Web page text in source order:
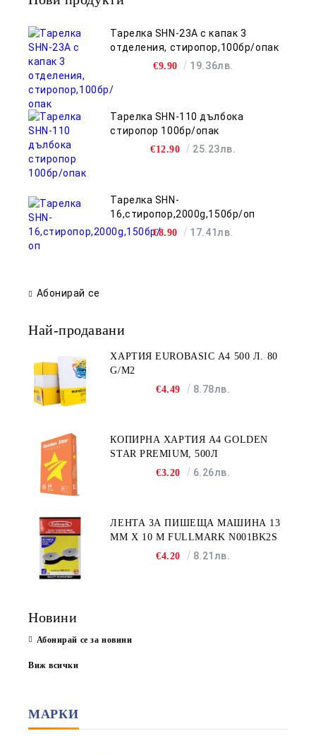
Тарелка SHN-23A с капак 3
отделения, стиропор,100бр/опак
€9.90 19.36лв.
Тарелка SHN-110 дълбока
стиропор 100бр/опак
€12.90 25.23лв.
Тарелка SHN-
16,стиропор,2000g,150бр/оп
€8.90 17.41лв.
Абонирай се
Най-продавани
ХАРТИЯ EUROBASIC А4 500 Л. 80
G/M2
€4.49
8.78лв.
КОПИРНА ХАРТИЯ A4 GOLDEN
STAR PREMIUM, 500Л
€3.20
6.26лв.
ЛЕНТА ЗА ПИШЕЩА МАШИНА 13
MM X 10 M FULLMARK N001BK2S
€4.20
8.21лв.
Новини
Абонирай се за новини
Виж всички
МАРКИ